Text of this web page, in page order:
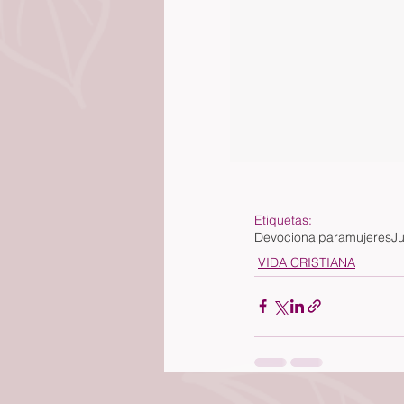
Etiquetas:
Devocionalparamujeres
VIDA CRISTIANA